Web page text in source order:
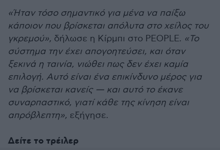
«Ήταν τόσο σημαντικό για μένα να παίξω
κάποιον που βρίσκεται απόλυτα στο χείλος του
γκρεμού», δήλωσε η Κίρμπι στο PEOPLE. «Το
σύστημα την έχει απογοητεύσει, και όταν
ξεκινά η ταινία, νιώθει πως δεν έχει καμία
επιλογή. Αυτό είναι ένα επικίνδυνο μέρος για
να βρίσκεται κανείς — και αυτό το έκανε
συναρπαστικό, γιατί κάθε της κίνηση είναι
απρόβλεπτη», εξήγησε.
Δείτε το τρέιλερ